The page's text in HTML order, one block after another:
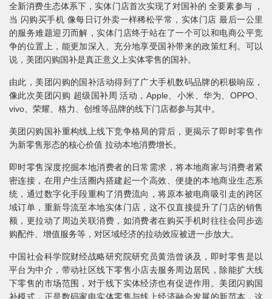
全新消费生态体系下，实体门店首次实现了对国补的 全要素参与 ，
当 闪购买手机 像每日订外卖一样稀松平常，实体门店 最后一公里
的服务难题迎刃而解，实体门店终于站在了一个可以和电商公平竞
争的位置上，能更加深入、充分地享受国补带来的政策红利。可以
说，美团闪购国补是真正意义上实体零售的国补。
由此，美团闪购的国补活动得到了广大手机数码品牌的积极响应，
像此次美团闪购 超级国补周 活动，Apple、小米、华为、OPPO、
vivo、荣耀、格力、创维等品牌的线下门店都参与其中。
美团闪购国补重构线上线下竞争格局的背后，更揭示了即时零售作
为新零售形态的核心价值 拉动本地消费增长。
即时零售深度挖掘本地消费者的日常需求，将本地商家与消费者紧
密连接，在用户生活圈内搭建起一个高效、便捷的本地商业生态系
统，通过数字化手段重构了消费流向，将原本被电商吸引走的跨区
域订单，重新导流至本地实体门店，这不仅直接提升了门店的销售
额，更拉动了周边关联消费，如消费者在购买手机时往往会同步选
购配件、增值服务等，对区域经济的拉动效应被进一步放大。
中国社会科学院财经战略研究院研究员黄浩曾谈及，即时零售是以
平台为中介，带动社区线下零售小店去服务周边居民，除能扩大线
下零售的市场范围，对于线下实体经济也有促进作用。美团闪购国
补模式，正是数码家电实体零售与线上经济融合发展的新范本，这